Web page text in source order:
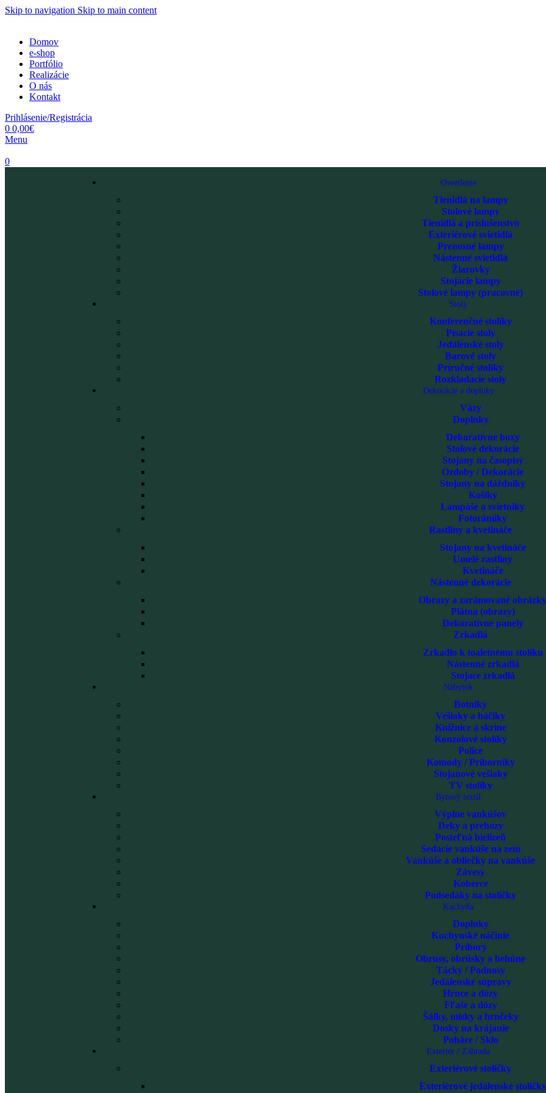
Skip to navigation Skip to main content
Domov
e-shop
Portfólio
Realizácie
O nás
Kontakt
Prihlásenie/Registrácia
0 0,00€
Menu
0
Osvetlenie
Tienidlá na lampy
Stolové lampy
Tienidlá a príslušenstvo
Exteriérové svietidlá
Prenosné lampy
Nástenné svietidlá
Žiarovky
Stojacie lampy
Stolové lampy (pracovné)
Stoly
Konferenčné stolíky
Písacie stoly
Jedálenské stoly
Barové stoly
Príručné stolíky
Rozkladacie stoly
Dekorácie a doplnky
Vázy
Doplnky
Dekoratívne boxy
Stolové dekorácie
Stojany na časopisy
Ozdoby / Dekorácie
Stojany na dáždniky
Košíky
Lampáše a svietniky
Fotorámiky
Rastliny a kvetináče
Stojany na kvetináče
Umelé rastliny
Kvetináče
Nástenné dekorácie
Obrazy a zarámované obrázky
Plátna (obrazy)
Dekoratívne panely
Zrkadlá
Zrkadlo k toaletnému stolíku
Nástenné zrkadlá
Stojace zrkadlá
Nábytok
Botníky
Vešiaky a háčiky
Knižnice a skrine
Konzolové stolíky
Police
Komody / Príborníky
Stojanové vešiaky
TV stolíky
Bytový textil
Výplne vankúšov
Deky a prehozy
Posteľná bielizeň
Sedacie vankúše na zem
Vankúše a obliečky na vankúše
Závesy
Koberce
Podsedáky na stoličky
Kuchyňa
Doplnky
Kuchynské náčinie
Príbory
Obrusy, obrúsky a behúne
Tácky / Podnosy
Jedálenské súpravy
Hrnce a dózy
Fľaše a dózy
Šálky, misky a hrnčeky
Dosky na krájanie
Poháre / Sklo
Exteriér / Záhrada
Exteriérové stoličky
Exteriérové jedálenské stoličky